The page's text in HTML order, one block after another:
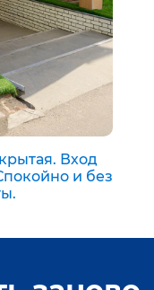
Вход
и без